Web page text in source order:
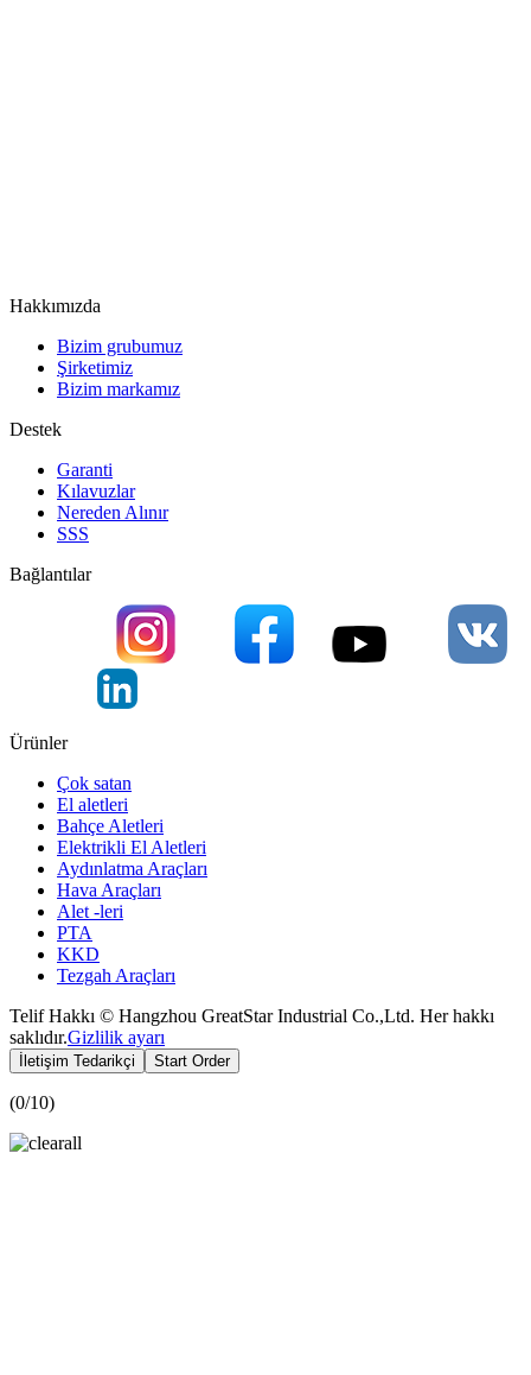
Hakkımızda
Bizim grubumuz
Şirketimiz
Bizim markamız
Destek
Garanti
Kılavuzlar
Nereden Alınır
SSS
Bağlantılar
Ürünler
Çok satan
El aletleri
Bahçe Aletleri
Elektrikli El Aletleri
Aydınlatma Araçları
Hava Araçları
Alet -leri
PTA
KKD
Tezgah Araçları
Telif Hakkı © Hangzhou GreatStar Industrial Co.,Ltd. Her hakkı
saklıdır.Gizlilik ayarı
İletişim Tedarikçi Start Order
(0/10)